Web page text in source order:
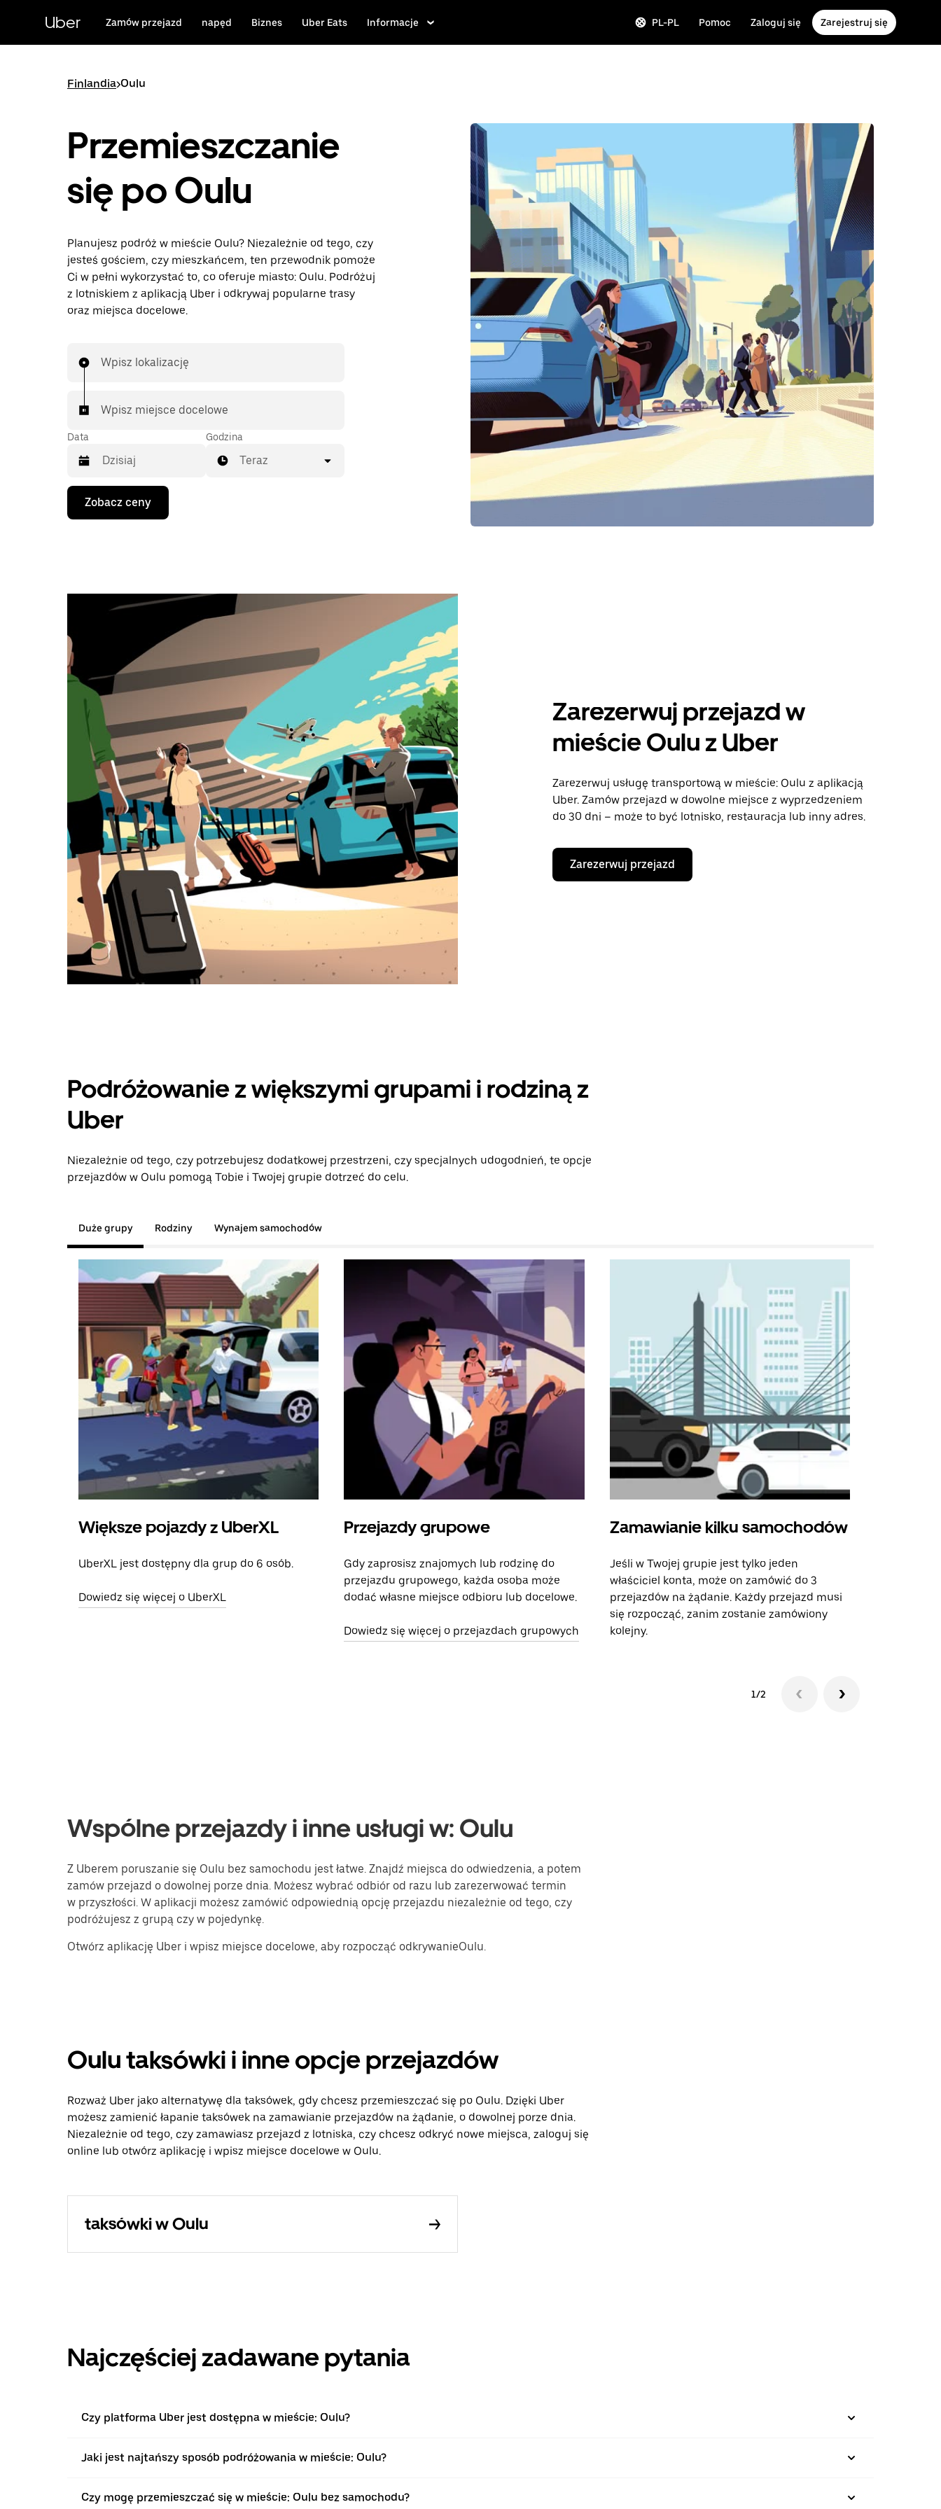
zawartości
Uber Zamów przejazd napęd Biznes Uber Eats Informacje PL-PL Pomoc Zaloguj się Zarejestruj się
Finlandia>Oulu
Przemieszczanie
się po Oulu
Planujesz podróż w mieście Oulu? Niezależnie od tego, czy
jesteś gościem, czy mieszkańcem, ten przewodnik pomoże
Ci w pełni wykorzystać to, co oferuje miasto: Oulu. Podróżuj
z lotniskiem z aplikacją Uber i odkrywaj popularne trasy
oraz miejsca docelowe.
Wpisz lokalizację
Wpisz miejsce docelowe
Data
Naciśnij
klawisz
strzałki
i wybrać
klawisz
„Escape”,
aby
zamknąć
kalendarz.
Godzina
Teraz
Zobacz ceny
Zarezerwuj przejazd w
mieście Oulu z Uber
Zarezerwuj usługę transportową w mieście: Oulu z aplikacją
Uber. Zamów przejazd w dowolne miejsce z wyprzedzeniem
do 30 dni – może to być lotnisko, restauracja lub inny adres.
Zarezerwuj przejazd
Podróżowanie z większymi grupami i rodziną z
Uber
Niezależnie od tego, czy potrzebujesz dodatkowej przestrzeni, czy specjalnych udogodnień, te opcje
przejazdów w Oulu pomogą Tobie i Twojej grupie dotrzeć do celu.
Duże grupy Rodziny Wynajem samochodów
Większe pojazdy z UberXL
UberXL jest dostępny dla grup do 6 osób.
Dowiedz się więcej o UberXL
Przejazdy grupowe
Gdy zaprosisz znajomych lub rodzinę do
przejazdu grupowego, każda osoba może
dodać własne miejsce odbioru lub docelowe.
Dowiedz się więcej o przejazdach grupowych
Zamawianie kilku samochodów
Jeśli w Twojej grupie jest tylko jeden
właściciel konta, może on zamówić do 3
przejazdów na żądanie. Każdy przejazd musi
się rozpocząć, zanim zostanie zamówiony
kolejny.
1/2
Wspólne przejazdy i inne usługi w: Oulu
Z Uberem poruszanie się Oulu bez samochodu jest łatwe. Znajdź miejsca do odwiedzenia, a potem
zamów przejazd o dowolnej porze dnia. Możesz wybrać odbiór od razu lub zarezerwować termin
w przyszłości. W aplikacji możesz zamówić odpowiednią opcję przejazdu niezależnie od tego, czy
podróżujesz z grupą czy w pojedynkę.
Otwórz aplikację Uber i wpisz miejsce docelowe, aby rozpocząć odkrywanieOulu.
Oulu taksówki i inne opcje przejazdów
Rozważ Uber jako alternatywę dla taksówek, gdy chcesz przemieszczać się po Oulu. Dzięki Uber
możesz zamienić łapanie taksówek na zamawianie przejazdów na żądanie, o dowolnej porze dnia.
Niezależnie od tego, czy zamawiasz przejazd z lotniska, czy chcesz odkryć nowe miejsca, zaloguj się
online lub otwórz aplikację i wpisz miejsce docelowe w Oulu.
taksówki w Oulu
Najczęściej zadawane pytania
Czy platforma Uber jest dostępna w mieście: Oulu?
Jaki jest najtańszy sposób podróżowania w mieście: Oulu?
Czy mogę przemieszczać się w mieście: Oulu bez samochodu?